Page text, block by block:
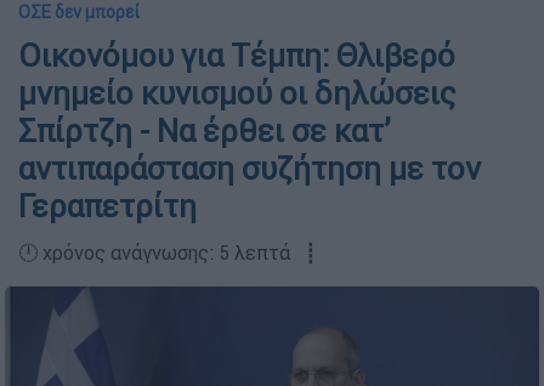
ΟΣΕ δεν μπορεί
Οικονόμου για Τέμπη: Θλιβερό
μνημείο κυνισμού οι δηλώσεις
Σπίρτζη - Να έρθει σε κατ’
αντιπαράσταση συζήτηση με τον
Γεραπετρίτη
🕛 χρόνος ανάγνωσης: 5 λεπτά ┋